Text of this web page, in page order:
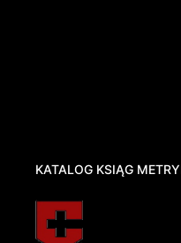
KATALOG KSIĄG